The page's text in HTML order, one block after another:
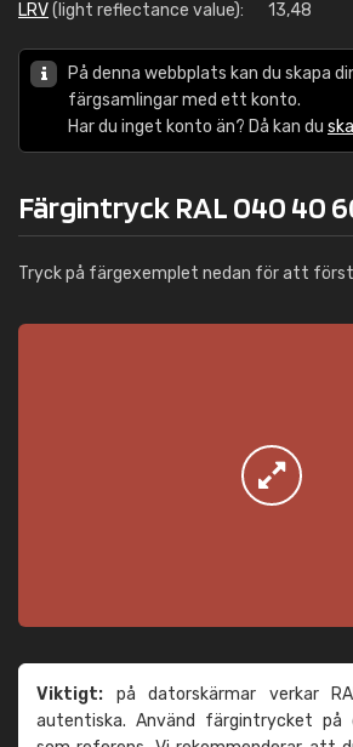
LRV(light reflectance value): 13,48
På denna webbplats kan du skapa
färgsamlingar med ett konto.
Har du inget konto än? Då kan du
Färgintryck RAL 040 40
Tryck på färgexemplet nedan för att
Viktigt: på datorskärmar verkar
autentiska. Använd färgintrycket på